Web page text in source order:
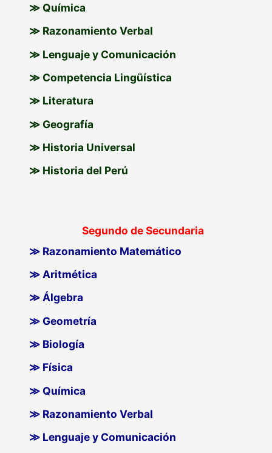
≫ Química
≫ Razonamiento Verbal
≫ Lenguaje y Comunicación
≫ Competencia Lingüística
≫ Literatura
≫ Geografía
≫ Historia Universal
≫ Historia del Perú
Segundo de Secundaria
≫ Razonamiento Matemático
≫ Aritmética
≫ Álgebra
≫ Geometría
≫ Biología
≫ Física
≫ Química
≫ Razonamiento Verbal
≫ Lenguaje y Comunicación